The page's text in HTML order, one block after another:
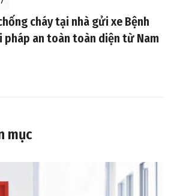
cháy tại nhà gửi xe Bệnh
pháp an toàn toàn diện từ Nam
mục